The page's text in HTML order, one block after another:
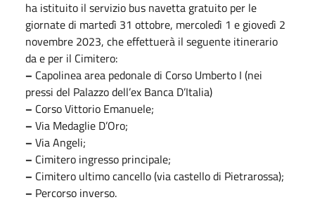
ha istituito il servizio bus navetta gratuito per le
giornate di martedì 31 ottobre, mercoledì 1 e giovedì 2
novembre 2023, che effettuerà il seguente itinerario
da e per il Cimitero:
– Capolinea area pedonale di Corso Umberto I (nei
pressi del Palazzo dell’ex Banca D’Italia)
– Corso Vittorio Emanuele;
– Via Medaglie D’Oro;
– Via Angeli;
– Cimitero ingresso principale;
– Cimitero ultimo cancello (via castello di Pietrarossa);
– Percorso inverso.